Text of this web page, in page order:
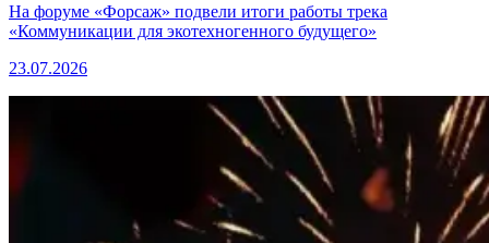
На форуме «Форсаж» подвели итоги работы трека
«Коммуникации для экотехногенного будущего»
23.07.2026